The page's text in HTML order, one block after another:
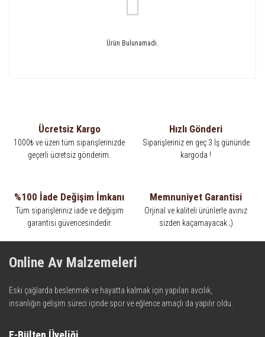
Ürün Bulunamadı.
Ücretsiz Kargo
1000₺ ve üzeri tüm siparişlerinizde
geçerli ücretsiz gönderim.
Hızlı Gönderi
Siparişleriniz en geç 3 İş gününde
kargoda !
%100 İade Değişim İmkanı
Tüm siparişleriniz iade ve değişim
garantisi güvencesindedir.
Memnuniyet Garantisi
Orjinal ve kaliteli ürünlerle avınız
sizden kaçamayacak ;)
Online Av Malzemeleri
Eski çağlarda beslenmek ve hayatta kalmak için yapılan avcılık,
insanlığın gelişim süreci içinde spor ve eğlence amaçlı da yapılır oldu.
teknolojinin dokunuşuyla av malzemelerinde en iyisini meydana